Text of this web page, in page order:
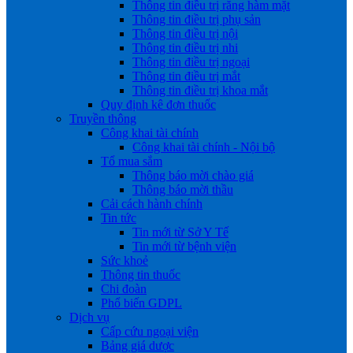
Thông tin điều trị răng hàm mặt
Thông tin điều trị phụ sản
Thông tin điều trị nội
Thông tin điều trị nhi
Thông tin điều trị ngoại
Thông tin điều trị mắt
Thông tin điều trị khoa mắt
Quy định kê đơn thuốc
Truyền thông
Công khai tài chính
Công khai tài chính - Nội bộ
Tổ mua sắm
Thông báo mời chào giá
Thông báo mời thầu
Cải cách hành chính
Tin tức
Tin mới từ Sở Y Tế
Tin mới từ bệnh viện
Sức khoẻ
Thông tin thuốc
Chi đoàn
Phổ biến GDPL
Dịch vụ
Cấp cứu ngoại viện
Bảng giá dược